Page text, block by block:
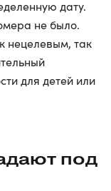
дату.
не было.
нецелевым, так
для детей или
под